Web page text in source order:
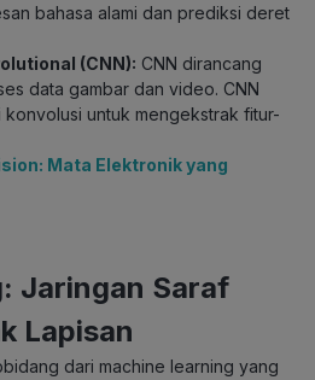
bahasa alami dan prediksi deret
(CNN): CNN dirancang
data gambar dan video. CNN
untuk mengekstrak fitur-
Mata Elektronik yang
Jaringan Saraf
Lapisan
dari machine learning yang